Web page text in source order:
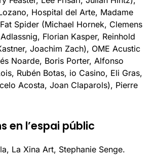
Hospital del Arte, Madame
Spider (Michael Hornek, Clemens
Florian Kasper, Reinhold
Joachim Zach), OME Acustic
Noarde, Boris Porter, Alfonso
Rubén Botas, io Casino, Eli Gras,
Acosta, Joan Claparols), Pierre
en l’espai públic
La Xina Art, Stephanie Senge.